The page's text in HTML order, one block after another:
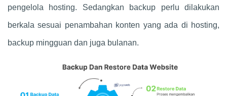
pengelola hosting. Sedangkan backup perlu dilakukan
berkala sesuai penambahan konten yang ada di hosting,
backup mingguan dan juga bulanan.